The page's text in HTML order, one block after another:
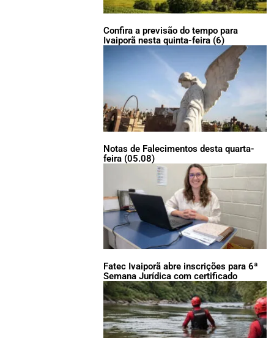
Confira a previsão do tempo para
Ivaiporã nesta quinta-feira (6)
Notas de Falecimentos desta quarta-
feira (05.08)
Fatec Ivaiporã abre inscrições para 6ª
Semana Jurídica com certificado